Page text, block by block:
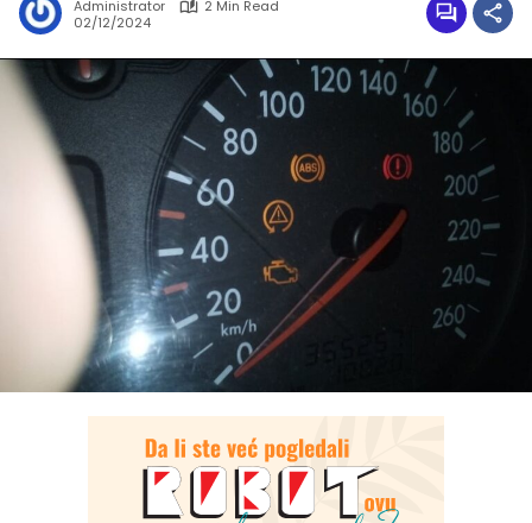
Administrator
2 Min Read
02/12/2024